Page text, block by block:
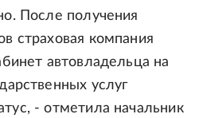
После получения
страховая компания
автовладельца на
услуг
- отметила начальник